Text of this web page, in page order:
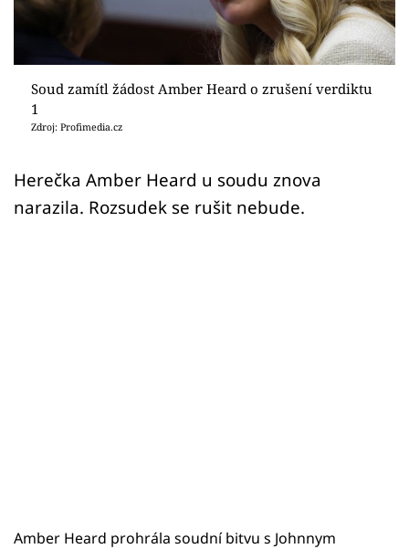
Sledujte prima+
Přihlášení
Soud zamítl žádost Amber Heard o zrušení verdiktu
1
Zdroj: Profimedia.cz
Herečka Amber Heard u soudu znova
narazila. Rozsudek se rušit nebude.
Amber Heard prohrála soudní bitvu s Johnnym